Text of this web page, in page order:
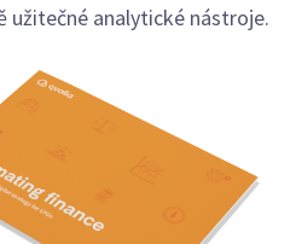
užitečné analytické nástroje.